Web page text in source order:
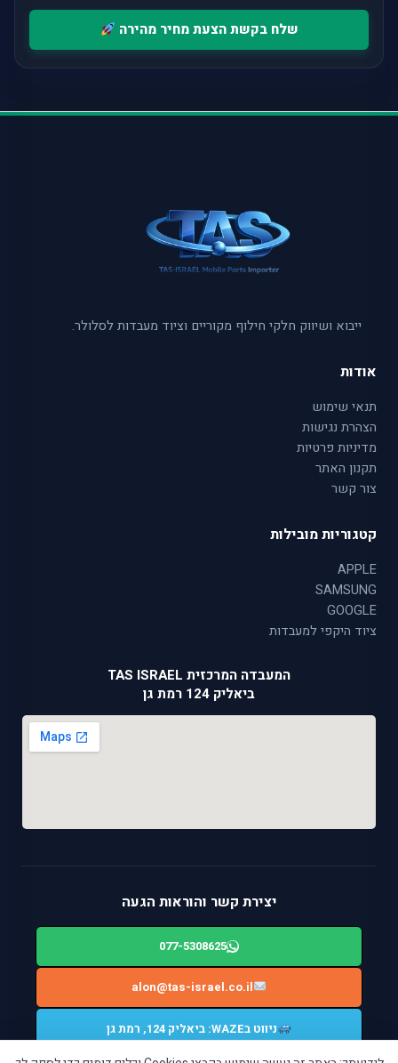
שלח בקשת הצעת מחיר מהירה
ייבוא ושיווק חלקי חילוף מקוריים וציוד מעבדות לסלולר.
אודות
תנאי שימוש
הצהרת נגישות
מדיניות פרטיות
תקנון האתר
צור קשר
קטגוריות מובילות
APPLE
SAMSUNG
GOOGLE
ציוד היקפי למעבדות
המעבדה המרכזית TAS ISRAEL
ביאליק 124 רמת גן
יצירת קשר והוראות הגעה
077-5308625
alon@tas-israel.co.il
ניווט בWAZE: ביאליק 124, רמת גן